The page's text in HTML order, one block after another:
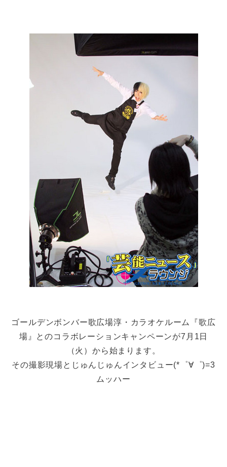
ゴールデンボンバー歌広場淳・カラオケルーム『歌広
場』とのコラボレーションキャンペーンが7月1日
（火）から始まります。
その撮影現場とじゅんじゅんインタビュー(*゜∀゜)=3
ムッハー